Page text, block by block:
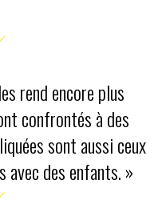
rend encore plus
confrontés à des
sont aussi ceux
des enfants. »